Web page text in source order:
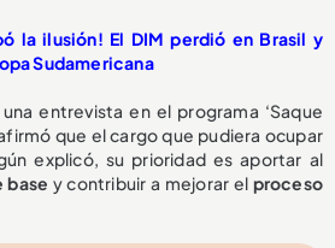
la ilusión! El DIM perdió en Brasil y
Sudamericana
entrevista en el programa ‘Saque
que el cargo que pudiera ocupar
explicó, su prioridad es aportar al
base y contribuir a mejorar el proceso